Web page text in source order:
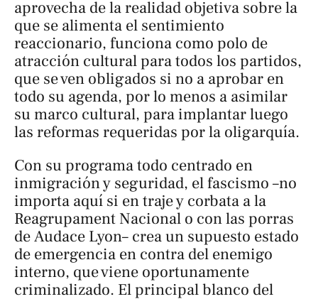
aprovecha de la realidad objetiva sobre la
que se alimenta el sentimiento
reaccionario, funciona como polo de
atracción cultural para todos los partidos,
que se ven obligados si no a aprobar en
todo su agenda, por lo menos a asimilar
su marco cultural, para implantar luego
las reformas requeridas por la oligarquía.
Con su programa todo centrado en
inmigración y seguridad, el fascismo –no
importa aquí si en traje y corbata a la
Reagrupament Nacional o con las porras
deAudace Lyon– crea un supuesto estado
de emergencia en contra del enemigo
interno, que viene oportunamente
criminalizado. El principal blanco del